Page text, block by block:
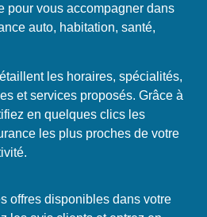
pour vous accompagner dans
auto, habitation, santé,
les horaires, spécialités,
et services proposés. Grâce à
en quelques clics les
les plus proches de votre
offres disponibles dans votre